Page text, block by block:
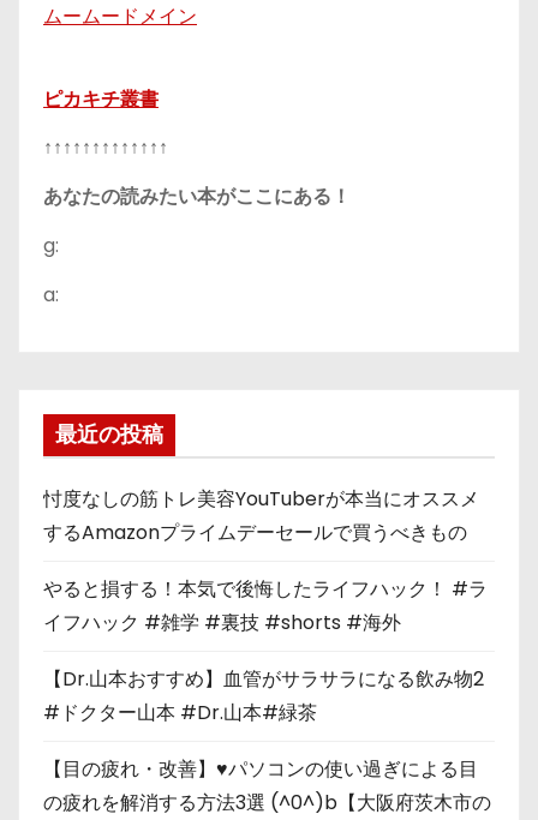
ムームードメイン
ピカキチ叢書
↑↑↑↑↑↑↑↑↑↑↑↑↑
あなたの読みたい本がここにある！
g:
a:
最近の投稿
忖度なしの筋トレ美容YouTuberが本当にオススメ
するAmazonプライムデーセールで買うべきもの
やると損する！本気で後悔したライフハック！ #ラ
イフハック #雑学 #裏技 #shorts #海外
【Dr.山本おすすめ】血管がサラサラになる飲み物2
#ドクター山本 #Dr.山本#緑茶
【目の疲れ・改善】♥パソコンの使い過ぎによる目
の疲れを解消する方法3選 (^0^)b【大阪府茨木市の